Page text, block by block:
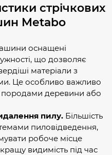
стрічкових
Metabo
оснащені
що дозволяє
матеріали з
Це особливо важливо
породами деревини або
пилу. Більшість
пиловідведення,
робоче місце
видимість під час